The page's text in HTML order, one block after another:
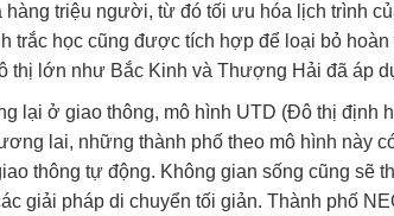
hàng triệu người, từ đó tối ưu hóa lịch trình
trắc học cũng được tích hợp để loại bỏ
thị lớn như Bắc Kinh và Thượng Hải đã áp
lại ở giao thông, mô hình UTD (Đô thị
lai, những thành phố theo mô hình này
thông tự động. Không gian sống cũng sẽ
giải pháp di chuyển tối giản. Thành phố